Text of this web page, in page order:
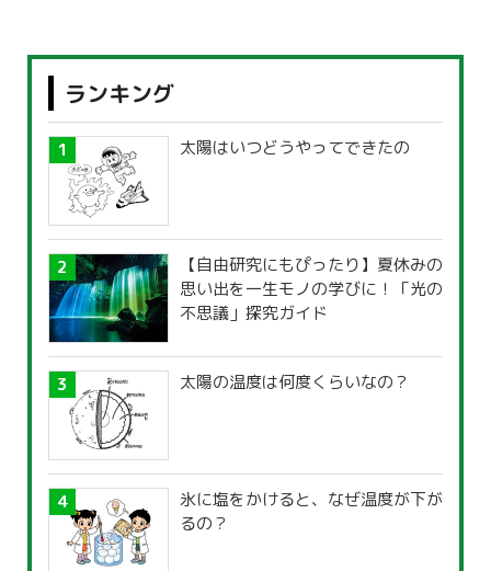
ランキング
太陽はいつどうやってできたの
【自由研究にもぴったり】夏休みの
思い出を一生モノの学びに！「光の
不思議」探究ガイド
太陽の温度は何度くらいなの？
氷に塩をかけると、なぜ温度が下が
るの？